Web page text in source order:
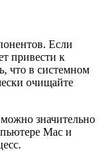
Если
привести к
что в системном
очищайте
значительно
Mac и